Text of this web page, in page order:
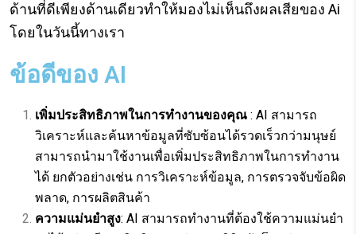
ด้านที่ดีเพียงด้านเดียวทำให้มองไม่เห็นถึงผลเสียของ Ai
โดยในวันนี้ทางเรา
ข้อดีของ AI
เพิ่มประสิทธิภาพในการทำงานของคุณ : AI สามารถ
วิเคราะห์และค้นหาข้อมูลที่ซับซ้อนได้รวดเร็วกว่ามนุษย์
สามารถนำมาใช้งานเพื่อเพิ่มประสิทธิภาพในการทำงาน
ได้ ยกตัวอย่างเช่น การวิเคราะห์ข้อมูล, การตรวจจับข้อผิด
พลาด, การผลิตสินค้า
ความแม่นยำสูง: AI สามารถทำงานที่ต้องใช้ความแม่นยำ